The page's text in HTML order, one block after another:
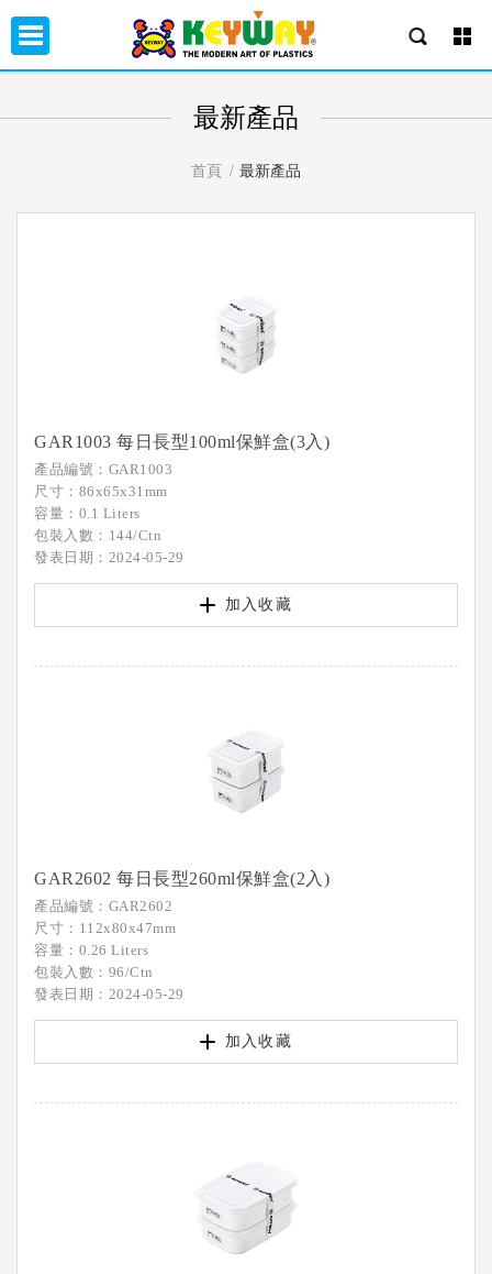
最新產品
首頁 最新產品
GAR1003 每日長型100ml保鮮盒(3入)
產品編號：GAR1003
尺寸：86x65x31mm
容量：0.1 Liters
包裝入數：144/Ctn
發表日期：2024-05-29
加入收藏
GAR2602 每日長型260ml保鮮盒(2入)
產品編號：GAR2602
尺寸：112x80x47mm
容量：0.26 Liters
包裝入數：96/Ctn
發表日期：2024-05-29
加入收藏